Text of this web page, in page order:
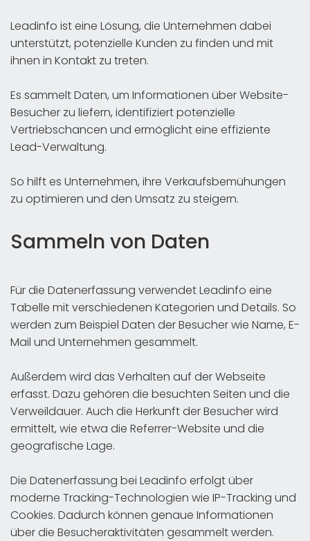
Leadinfo ist eine Lösung, die Unternehmen dabei
unterstützt, potenzielle Kunden zu finden und mit
ihnen in Kontakt zu treten.
Es sammelt Daten, um Informationen über Website-
Besucher zu liefern, identifiziert potenzielle
Vertriebschancen und ermöglicht eine effiziente
Lead-Verwaltung.
So hilft es Unternehmen, ihre Verkaufsbemühungen
zu optimieren und den Umsatz zu steigern.
Sammeln von Daten
Für die Datenerfassung verwendet Leadinfo eine
Tabelle mit verschiedenen Kategorien und Details. So
werden zum Beispiel Daten der Besucher wie Name, E-
Mail und Unternehmen gesammelt.
Außerdem wird das Verhalten auf der Webseite
erfasst. Dazu gehören die besuchten Seiten und die
Verweildauer. Auch die Herkunft der Besucher wird
ermittelt, wie etwa die Referrer-Website und die
geografische Lage.
Die Datenerfassung bei Leadinfo erfolgt über
moderne Tracking-Technologien wie IP-Tracking und
Cookies. Dadurch können genaue Informationen
über die Besucheraktivitäten gesammelt werden.